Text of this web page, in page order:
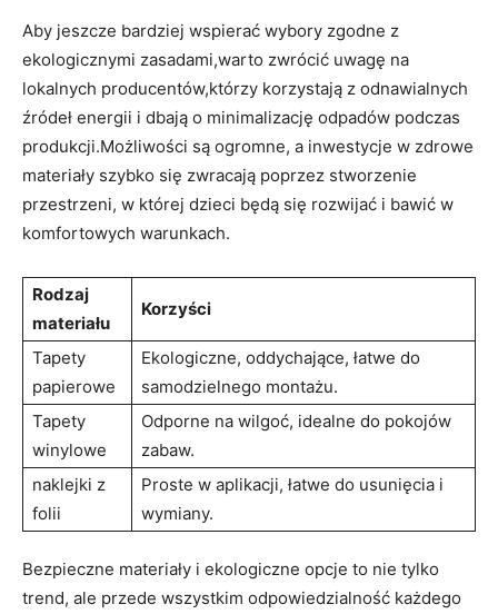
Aby jeszcze ​bardziej‌ wspierać wybory zgodne z
ekologicznymi ⁢zasadami,warto zwrócić uwagę⁣ na
lokalnych producentów,którzy korzystają z odnawialnych
źródeł⁤ energii i dbają o minimalizację odpadów podczas
produkcji.Możliwości⁣ są ogromne, ‍a inwestycje​ w zdrowe
materiały szybko się zwracają poprzez stworzenie
‌przestrzeni, w‌ której dzieci będą się rozwijać i bawić ​w
komfortowych​ warunkach.
Rodzaj
materiału
Korzyści
Tapety⁢
papierowe
Ekologiczne, oddychające, łatwe do
samodzielnego montażu.
Tapety
winylowe
Odporne⁢ na wilgoć, idealne do pokojów
⁢zabaw.
naklejki z
⁤folii
Proste w aplikacji, łatwe ⁤do‍ usunięcia i
wymiany.
Bezpieczne materiały i ekologiczne opcje to​ nie tylko
trend, ⁢ale przede wszystkim odpowiedzialność każdego